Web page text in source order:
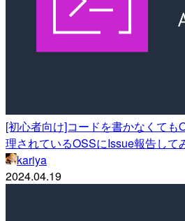
[初心者向け]コードを書かなくても
理されているOSSにIssue報告して
kariya
2024.04.19